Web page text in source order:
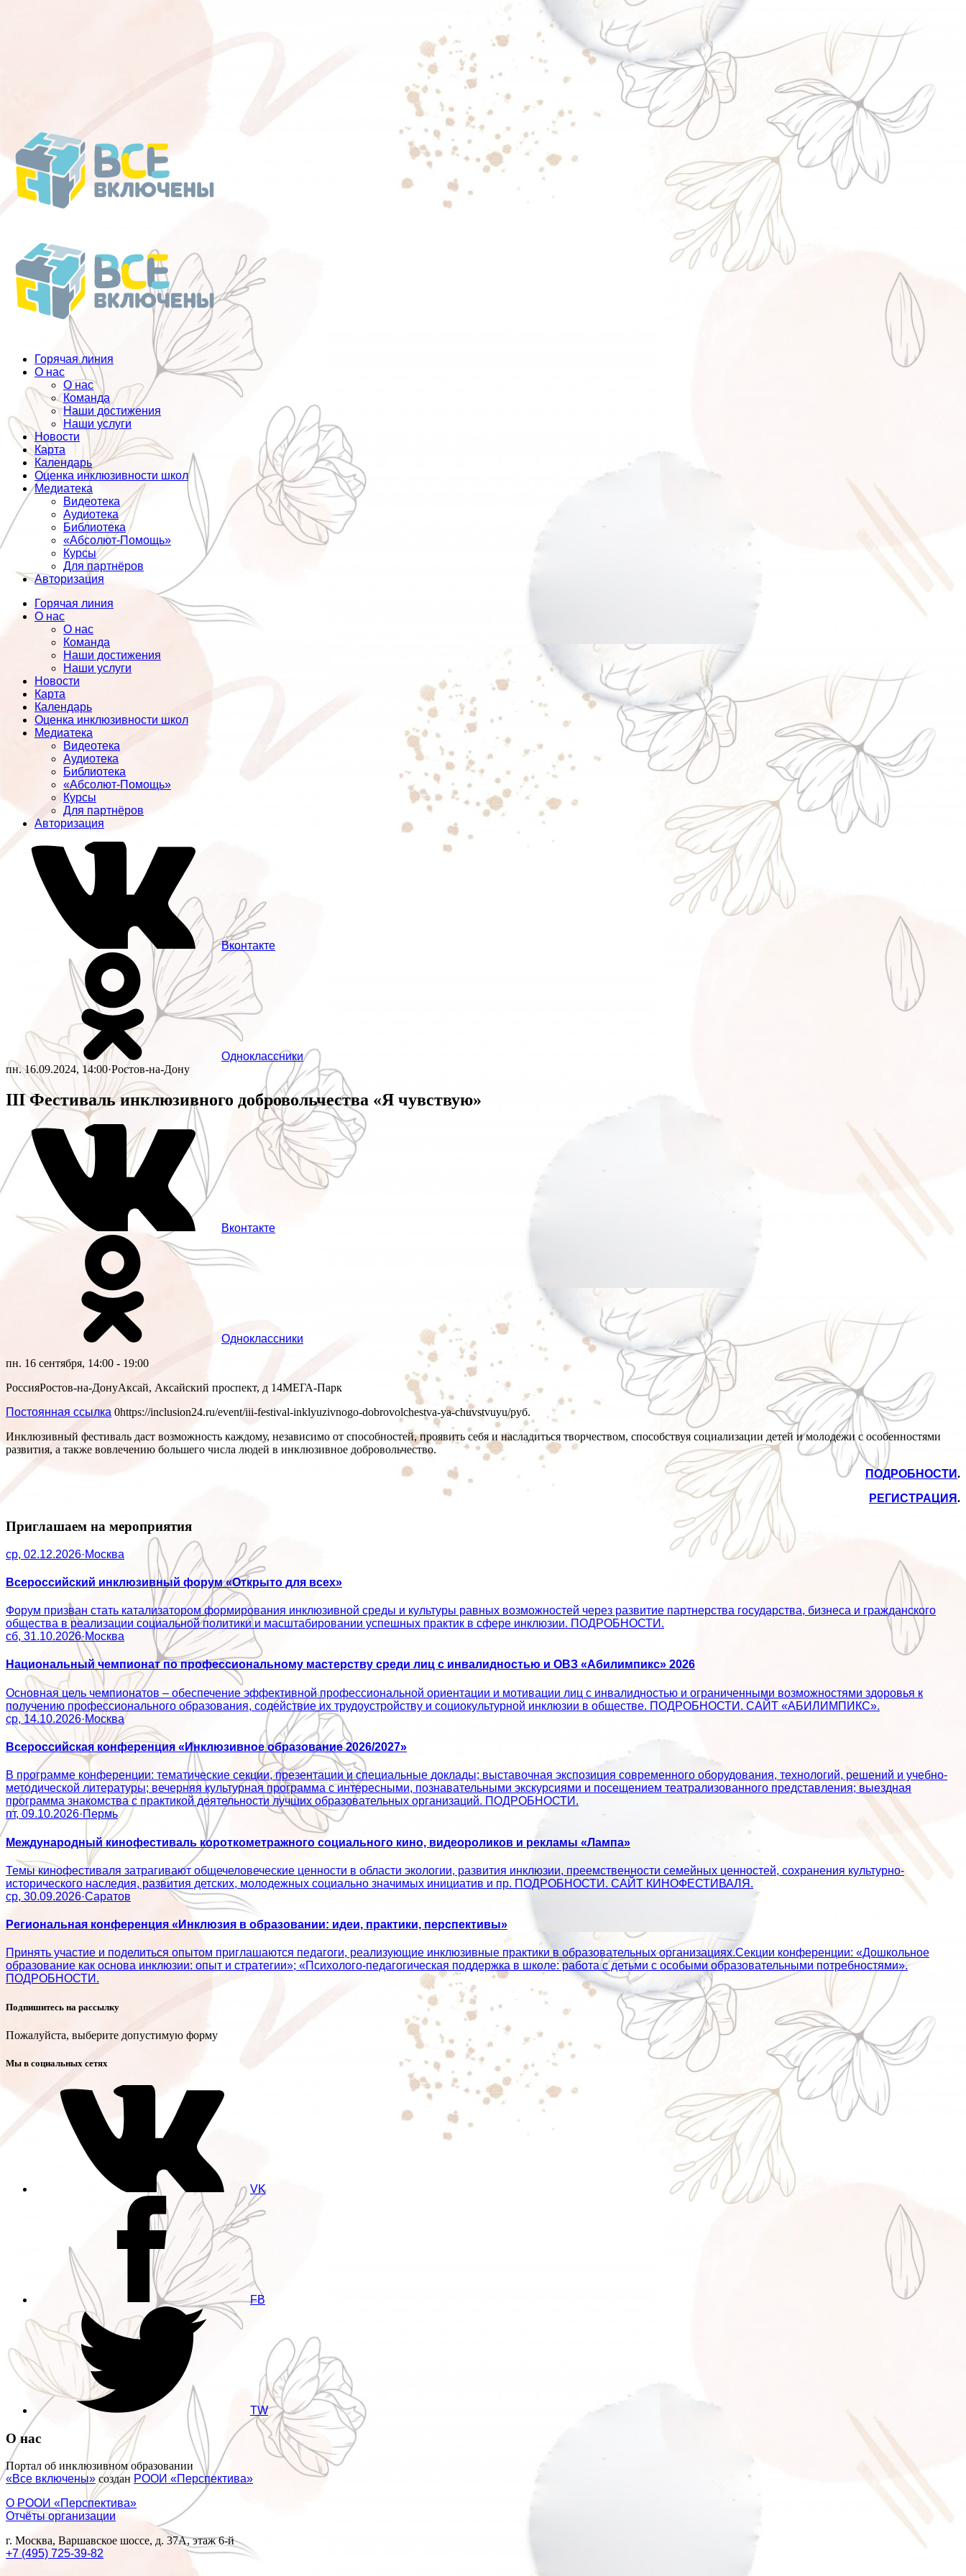
Горячая линия
О нас
О нас
Команда
Наши достижения
Наши услуги
Новости
Карта
Календарь
Оценка инклюзивности школ
Медиатека
Видеотека
Аудиотека
Библиотека
«Абсолют-Помощь»
Курсы
Для партнёров
Авторизация
Горячая линия
О нас
О нас
Команда
Наши достижения
Наши услуги
Новости
Карта
Календарь
Оценка инклюзивности школ
Медиатека
Видеотека
Аудиотека
Библиотека
«Абсолют-Помощь»
Курсы
Для партнёров
Авторизация
Вконтакте
Одноклассники
пн. 16.09.2024, 14:00·Ростов-на-Дону
III Фестиваль инклюзивного добровольчества «Я чувствую»
Вконтакте
Одноклассники
пн. 16 сентября, 14:00 - 19:00
РоссияРостов-на-ДонуАксай, Аксайский проспект, д 14МЕГА-Парк
Постоянная ссылка 0https://inclusion24.ru/event/iii-festival-inklyuzivnogo-dobrovolchestva-ya-chuvstvuyu/руб.
Инклюзивный фестиваль даст возможность каждому, независимо от способностей, проявить себя и насладиться творчеством, способствуя социализации детей и молодежи с особенностями
развития, а также вовлечению большего числа людей в инклюзивное добровольчество.
ПОДРОБНОСТИ.
РЕГИСТРАЦИЯ.
Приглашаем на мероприятия
ср, 02.12.2026·Москва
Всероссийский инклюзивный форум «Открыто для всех»
Форум призван стать катализатором формирования инклюзивной среды и культуры равных возможностей через развитие партнерства государства, бизнеса и гражданского
общества в реализации социальной политики и масштабировании успешных практик в сфере инклюзии. ПОДРОБНОСТИ.
сб, 31.10.2026·Москва
Национальный чемпионат по профессиональному мастерству среди лиц с инвалидностью и ОВЗ «Абилимпикс» 2026
Основная цель чемпионатов – обеспечение эффективной профессиональной ориентации и мотивации лиц с инвалидностью и ограниченными возможностями здоровья к
получению профессионального образования, содействие их трудоустройству и социокультурной инклюзии в обществе. ПОДРОБНОСТИ. САЙТ «АБИЛИМПИКС».
ср, 14.10.2026·Москва
Всероссийская конференция «Инклюзивное образование 2026/2027»
В программе конференции: тематические секции, презентации и специальные доклады; выставочная экспозиция современного оборудования, технологий, решений и учебно-
методической литературы; вечерняя культурная программа с интересными, познавательными экскурсиями и посещением театрализованного представления; выездная
программа знакомства с практикой деятельности лучших образовательных организаций. ПОДРОБНОСТИ.
пт, 09.10.2026·Пермь
Международный кинофестиваль короткометражного социального кино, видеороликов и рекламы «Лампа»
Темы кинофестиваля затрагивают общечеловеческие ценности в области экологии, развития инклюзии, преемственности семейных ценностей, сохранения культурно-
исторического наследия, развития детских, молодежных социально значимых инициатив и пр. ПОДРОБНОСТИ. САЙТ КИНОФЕСТИВАЛЯ.
ср, 30.09.2026·Саратов
Региональная конференция «Инклюзия в образовании: идеи, практики, перспективы»
Принять участие и поделиться опытом приглашаются педагоги, реализующие инклюзивные практики в образовательных организациях.Секции конференции: «Дошкольное
образование как основа инклюзии: опыт и стратегии»; «Психолого‑педагогическая поддержка в школе: работа с детьми с особыми образовательными потребностями».
ПОДРОБНОСТИ.
Подпишитесь на рассылку
Пожалуйста, выберите допустимую форму
Мы в социальных сетях
VK
FB
TW
О нас
Портал об инклюзивном образовании
«Все включены» создан РООИ «Перспектива»
О РООИ «Перспектива»
Отчёты организации
г. Москва, Варшавское шоссе, д. 37А, этаж 6-й
+7 (495) 725-39-82